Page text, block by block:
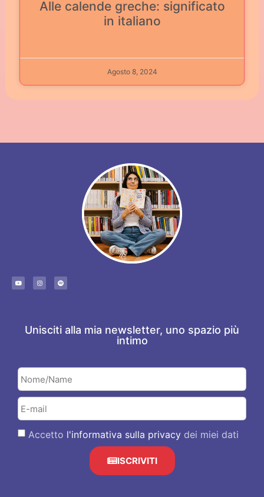
Alle calende greche: significato
in italiano
Agosto 8, 2024
Unisciti alla mia newsletter, uno spazio più
intimo
Accetto l'informativa sulla privacy dei miei dati
ISCRIVITI